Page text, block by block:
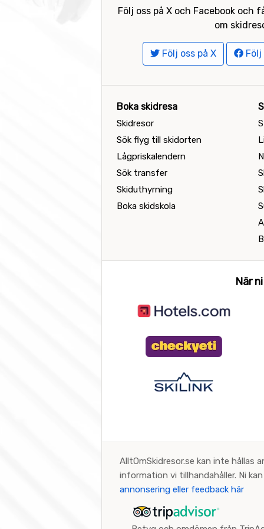
Följ oss på X och Facebook och
om
Följ oss på X Följ
Boka skidresa
Skidresor
Sök flyg till skidorten
Lågpriskalendern
Sök transfer
Skiduthyrning
Boka skidskola
När
AlltOmSkidresor.se kan inte hållas
information vi tillhandahåller. Ni
annonsering eller feedback här